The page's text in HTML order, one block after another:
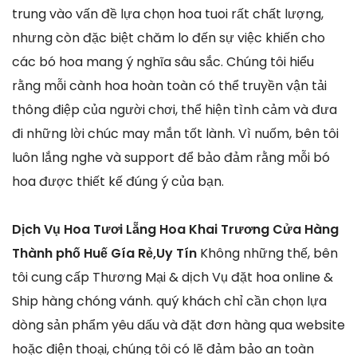
trung vào vấn đề lựa chọn hoa tuoi rất chất lượng,
nhưng còn đặc biệt chăm lo đến sự việc khiến cho
các bó hoa mang ý nghĩa sâu sắc. Chúng tôi hiểu
rằng mỗi cành hoa hoàn toàn có thể truyền vận tải
thông điệp của người chơi, thể hiện tình cảm và đưa
đi những lời chúc may mắn tốt lành. Vì nuốm, bên tôi
luôn lắng nghe và support để bảo đảm rằng mỗi bó
hoa được thiết kế đúng ý của bạn.
Dịch Vụ Hoa Tươi Lẵng Hoa Khai Trương Cửa Hàng
Thành phố Huế Gía Rẻ,Uy Tín Không những thế, bên
tôi cung cấp Thương Mại & dịch Vụ đặt hoa online &
Ship hàng chóng vánh. quý khách chỉ cần chọn lựa
dòng sản phẩm yêu dấu và đặt đơn hàng qua website
hoặc điện thoại, chúng tôi có lẽ đảm bảo an toàn